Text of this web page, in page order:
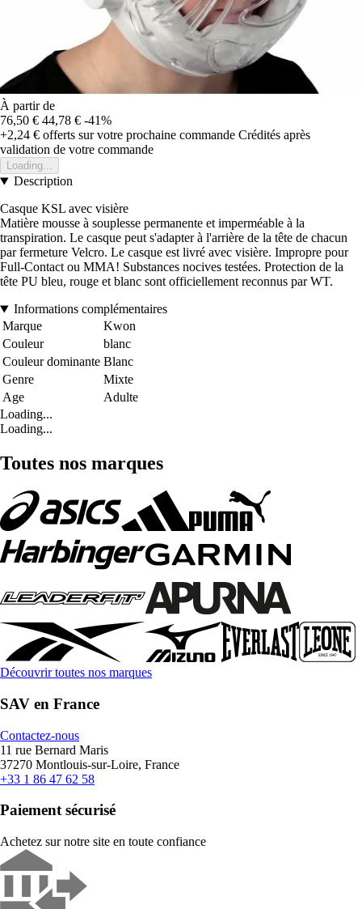
À partir de
76,50 € 44,78 € -41%
+2,24 € offerts sur votre prochaine commande Crédités après
validation de votre commande
Loading...
Description
Casque KSL avec visière
Matière mousse à souplesse permanente et imperméable à la
transpiration. Le casque peut s'adapter à l'arrière de la tête de chacun
par fermeture Velcro. Le casque est livré avec visière. Impropre pour
Full-Contact ou MMA! Substances nocives testées. Protection de la
tête PU bleu, rouge et blanc sont officiellement reconnus par WT.
Informations complémentaires
Marque
Kwon
Couleur
blanc
Couleur dominante Blanc
Genre
Mixte
Age
Adulte
Loading...
Loading...
Toutes nos marques
Découvrir toutes nos marques
SAV en France
Contactez-nous
11 rue Bernard Maris
37270 Montlouis-sur-Loire, France
+33 1 86 47 62 58
Paiement sécurisé
Achetez sur notre site en toute confiance